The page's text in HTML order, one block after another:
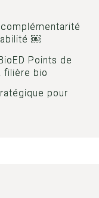
￼
Points de
filière bio
pour